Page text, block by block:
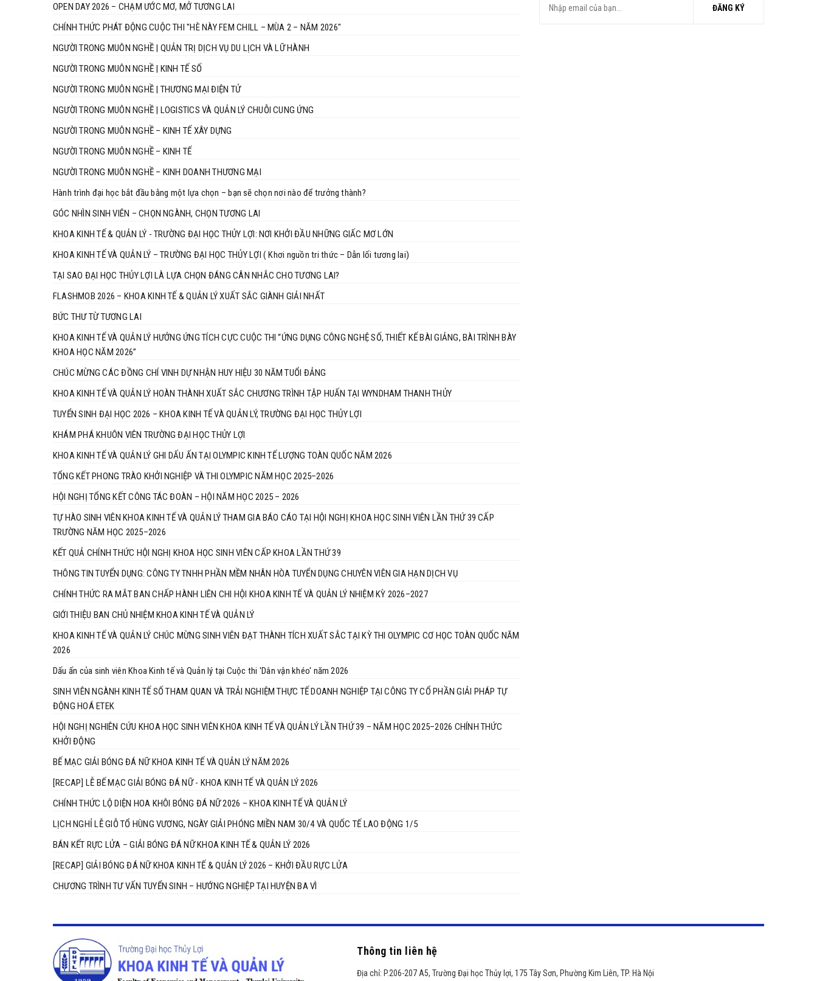
OPEN DAY 2026 – CHẠM ƯỚC MƠ, MỞ TƯƠNG LAI
CHÍNH THỨC PHÁT ĐỘNG CUỘC THI "HÈ NÀY FEM CHILL – MÙA 2 – NĂM 2026"
NGƯỜI TRONG MUÔN NGHỀ | QUẢN TRỊ DỊCH VỤ DU LỊCH VÀ LỮ HÀNH
NGƯỜI TRONG MUÔN NGHỀ | KINH TẾ SỐ
NGƯỜI TRONG MUÔN NGHỀ | THƯƠNG MẠI ĐIỆN TỬ
NGƯỜI TRONG MUÔN NGHỀ | LOGISTICS VÀ QUẢN LÝ CHUỖI CUNG ỨNG
NGƯỜI TRONG MUÔN NGHỀ – KINH TẾ XÂY DỰNG
NGƯỜI TRONG MUÔN NGHỀ – KINH TẾ
NGƯỜI TRONG MUÔN NGHỀ – KINH DOANH THƯƠNG MẠI
Hành trình đại học bắt đầu bằng một lựa chọn – bạn sẽ chọn nơi nào để trưởng thành?
GÓC NHÌN SINH VIÊN – CHỌN NGÀNH, CHỌN TƯƠNG LAI
KHOA KINH TẾ & QUẢN LÝ - TRƯỜNG ĐẠI HỌC THỦY LỢI: NƠI KHỞI ĐẦU NHỮNG GIẤC MƠ LỚN
KHOA KINH TẾ VÀ QUẢN LÝ – TRƯỜNG ĐẠI HỌC THỦY LỢI ( Khơi nguồn tri thức – Dẫn lối tương lai)
TẠI SAO ĐẠI HỌC THỦY LỢI LÀ LỰA CHỌN ĐÁNG CÂN NHẮC CHO TƯƠNG LAI?
FLASHMOB 2026 – KHOA KINH TẾ & QUẢN LÝ XUẤT SẮC GIÀNH GIẢI NHẤT
BỨC THƯ TỪ TƯƠNG LAI
KHOA KINH TẾ VÀ QUẢN LÝ HƯỞNG ỨNG TÍCH CỰC CUỘC THI “ỨNG DỤNG CÔNG NGHỆ SỐ, THIẾT KẾ BÀI GIẢNG, BÀI TRÌNH BÀY
KHOA HỌC NĂM 2026”
CHÚC MỪNG CÁC ĐỒNG CHÍ VINH DỰ NHẬN HUY HIỆU 30 NĂM TUỔI ĐẢNG
KHOA KINH TẾ VÀ QUẢN LÝ HOÀN THÀNH XUẤT SẮC CHƯƠNG TRÌNH TẬP HUẤN TẠI WYNDHAM THANH THỦY
TUYỂN SINH ĐẠI HỌC 2026 – KHOA KINH TẾ VÀ QUẢN LÝ, TRƯỜNG ĐẠI HỌC THỦY LỢI
KHÁM PHÁ KHUÔN VIÊN TRƯỜNG ĐẠI HỌC THỦY LỢI
KHOA KINH TẾ VÀ QUẢN LÝ GHI DẤU ẤN TẠI OLYMPIC KINH TẾ LƯỢNG TOÀN QUỐC NĂM 2026
TỔNG KẾT PHONG TRÀO KHỞI NGHIỆP VÀ THI OLYMPIC NĂM HỌC 2025–2026
HỘI NGHỊ TỔNG KẾT CÔNG TÁC ĐOÀN – HỘI NĂM HỌC 2025 – 2026
TỰ HÀO SINH VIÊN KHOA KINH TẾ VÀ QUẢN LÝ THAM GIA BÁO CÁO TẠI HỘI NGHỊ KHOA HỌC SINH VIÊN LẦN THỨ 39 CẤP
TRƯỜNG NĂM HỌC 2025–2026
KẾT QUẢ CHÍNH THỨC HỘI NGHỊ KHOA HỌC SINH VIÊN CẤP KHOA LẦN THỨ 39
THÔNG TIN TUYỂN DỤNG: CÔNG TY TNHH PHẦN MỀM NHÂN HÒA TUYỂN DỤNG CHUYÊN VIÊN GIA HẠN DỊCH VỤ
CHÍNH THỨC RA MẮT BAN CHẤP HÀNH LIÊN CHI HỘI KHOA KINH TẾ VÀ QUẢN LÝ NHIỆM KỲ 2026–2027
GIỚI THIỆU BAN CHỦ NHIỆM KHOA KINH TẾ VÀ QUẢN LÝ
KHOA KINH TẾ VÀ QUẢN LÝ CHÚC MỪNG SINH VIÊN ĐẠT THÀNH TÍCH XUẤT SẮC TẠI KỲ THI OLYMPIC CƠ HỌC TOÀN QUỐC NĂM
2026
Dấu ấn của sinh viên Khoa Kinh tế và Quản lý tại Cuộc thi 'Dân vận khéo' năm 2026
SINH VIÊN NGÀNH KINH TẾ SỐ THAM QUAN VÀ TRẢI NGHIỆM THỰC TẾ DOANH NGHIỆP TẠI CÔNG TY CỔ PHẦN GIẢI PHÁP TỰ
ĐỘNG HOÁ ETEK
HỘI NGHỊ NGHIÊN CỨU KHOA HỌC SINH VIÊN KHOA KINH TẾ VÀ QUẢN LÝ LẦN THỨ 39 – NĂM HỌC 2025–2026 CHÍNH THỨC
KHỞI ĐỘNG
BẾ MẠC GIẢI BÓNG ĐÁ NỮ KHOA KINH TẾ VÀ QUẢN LÝ NĂM 2026
[RECAP] LỄ BẾ MẠC GIẢI BÓNG ĐÁ NỮ - KHOA KINH TẾ VÀ QUẢN LÝ 2026
CHÍNH THỨC LỘ DIỆN HOA KHÔI BÓNG ĐÁ NỮ 2026 – KHOA KINH TẾ VÀ QUẢN LÝ
LỊCH NGHỈ LỄ GIỖ TỔ HÙNG VƯƠNG, NGÀY GIẢI PHÓNG MIỀN NAM 30/4 VÀ QUỐC TẾ LAO ĐỘNG 1/5
BÁN KẾT RỰC LỬA – GIẢI BÓNG ĐÁ NỮ KHOA KINH TẾ & QUẢN LÝ 2026
[RECAP] GIẢI BÓNG ĐÁ NỮ KHOA KINH TẾ & QUẢN LÝ 2026 – KHỞI ĐẦU RỰC LỬA
CHƯƠNG TRÌNH TƯ VẤN TUYỂN SINH – HƯỚNG NGHIỆP TẠI HUYỆN BA VÌ
ĐĂNG KÝ
Thông tin liên hệ
Địa chỉ: P.206-207 A5, Trường Đại học Thủy lợi, 175 Tây Sơn, Phường Kim Liên, TP. Hà Nội